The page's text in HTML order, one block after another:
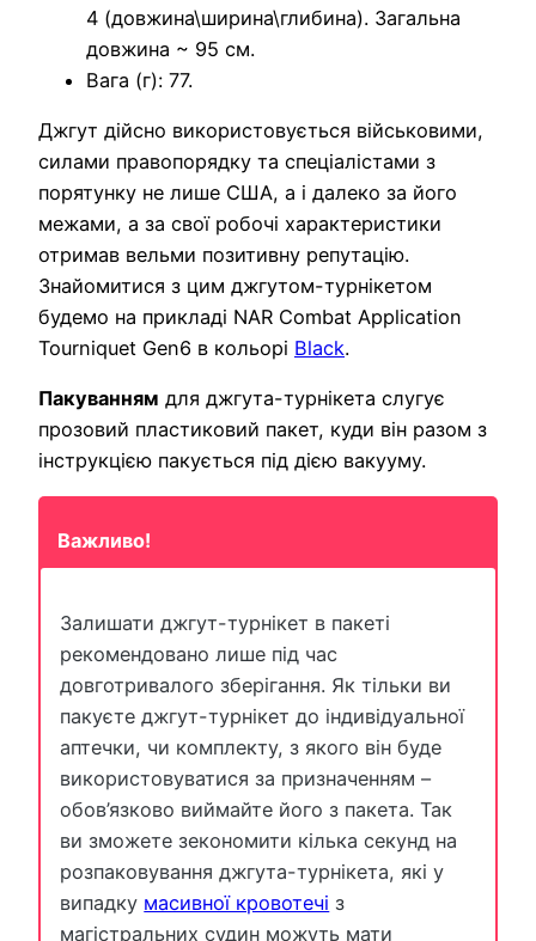
4 (довжина\ширина\глибина). Загальна
довжина ~ 95 см.
Вага (г): 77.
Джгут дійсно використовується військовими,
силами правопорядку та спеціалістами з
порятунку не лише США, а і далеко за його
межами, а за свої робочі характеристики
отримав вельми позитивну репутацію.
Знайомитися з цим джгутом-турнікетом
будемо на прикладі NAR Combat Application
Tourniquet Gen6 в кольорі Black.
Пакуванням для джгута-турнікета слугує
прозовий пластиковий пакет, куди він разом з
інструкцією пакується під дією вакууму.
Важливо!
Залишати джгут-турнікет в пакеті
рекомендовано лише під час
довготривалого зберігання. Як тільки ви
пакуєте джгут-турнікет до індивідуальної
аптечки, чи комплекту, з якого він буде
використовуватися за призначенням –
обов’язково виймайте його з пакета. Так
ви зможете зекономити кілька секунд на
розпаковування джгута-турнікета, які у
випадку масивної кровотечі з
магістральних судин можуть мати